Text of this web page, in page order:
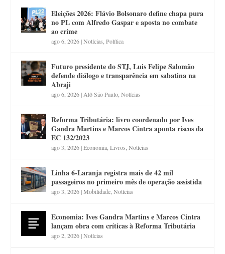
Eleições 2026: Flávio Bolsonaro define chapa pura
no PL com Alfredo Gaspar e aposta no combate
ao crime
ago 6, 2026|Notícias,Política
Futuro presidente do STJ, Luis Felipe Salomão
defende diálogo e transparência em sabatina na
Abraji
ago 6, 2026|Alô São Paulo,Notícias
Reforma Tributária: livro coordenado por Ives
Gandra Martins e Marcos Cintra aponta riscos da
EC 132/2023
ago 3, 2026|Economia,Livros,Notícias
Linha 6-Laranja registra mais de 42 mil
passageiros no primeiro mês de operação assistida
ago 3, 2026|Mobilidade,Notícias
Economia: Ives Gandra Martins e Marcos Cintra
lançam obra com críticas à Reforma Tributária
ago 2, 2026|Notícias